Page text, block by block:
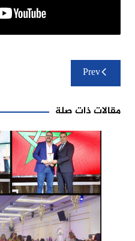
تصفّح
المقالاتPrev
مقالات ذات صلة